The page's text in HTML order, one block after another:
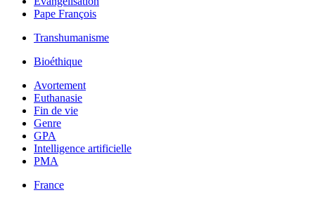
Pape François
Transhumanisme
Bioéthique
Avortement
Euthanasie
Fin de vie
Genre
GPA
Intelligence artificielle
PMA
France